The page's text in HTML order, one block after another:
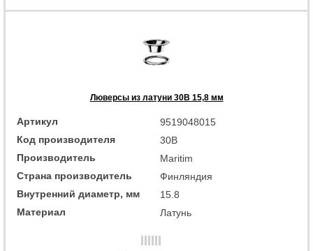
Люверсы из латуни 30B 15,8 мм
Артикул
9519048015
Код производителя
30B
Производитель
Maritim
Страна производитель
Финляндия
Внутренний диаметр, мм
15.8
Материал
Латунь